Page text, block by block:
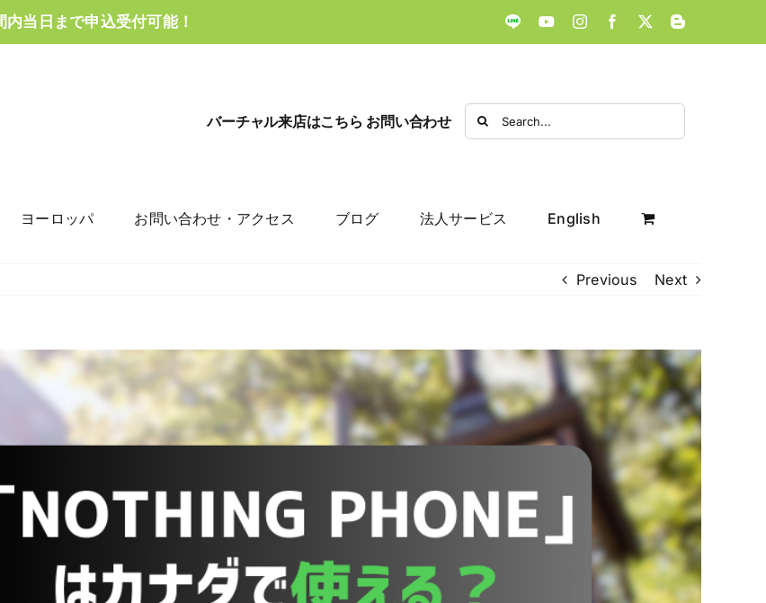
当日まで申込受付可能！ LINE YouTubeInstagramFacebook
X Blogger
バーチャル来店はこちら お問い合わせ
Search
for:
ヨーロッパ お問い合わせ・アクセス ブログ 法人サービス English
Previous Next